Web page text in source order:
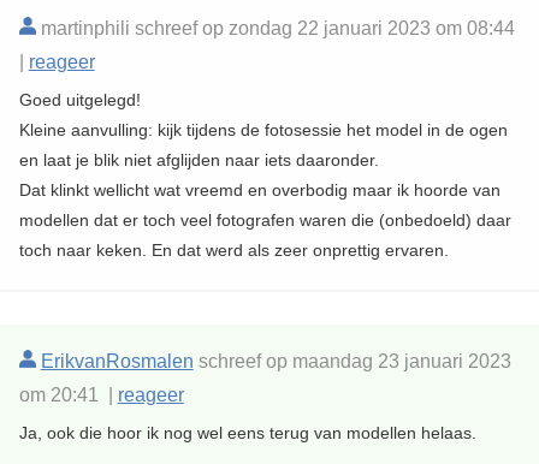
martinphili schreef op zondag 22 januari 2023 om 08:44
reageer
Goed uitgelegd!
Kleine aanvulling: kijk tijdens de fotosessie het model in de ogen
en laat je blik niet afglijden naar iets daaronder.
Dat klinkt wellicht wat vreemd en overbodig maar ik hoorde van
modellen dat er toch veel fotografen waren die (onbedoeld) daar
toch naar keken. En dat werd als zeer onprettig ervaren.
ErikvanRosmalen schreef op maandag 23 januari 2023
om 20:41 | reageer
Ja, ook die hoor ik nog wel eens terug van modellen helaas.